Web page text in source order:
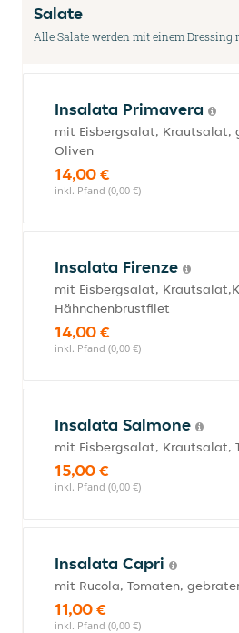
Salate
Alle Salate werden mit einem Dressing
Insalata Primavera
mit Eisbergsalat, Krautsalat,
Oliven
14,00 €
inkl. Pfand (0,00 €)
Insalata Firenze
mit Eisbergsalat,
Hähnchenbrustfilet
14,00 €
inkl. Pfand (0,00 €)
Insalata Salmone
mit Eisbergsalat, Krautsalat,
15,00 €
inkl. Pfand (0,00 €)
Insalata Capri
mit Rucola, Tomaten,
11,00 €
inkl. Pfand (0,00 €)